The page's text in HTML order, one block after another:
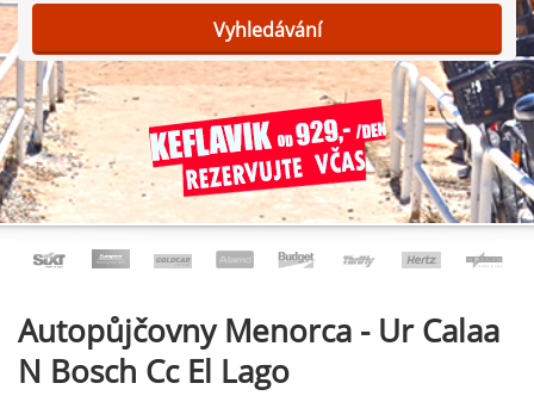
Vyhledávání
AutopůjčovnyMenorca - Ur Calaa
N Bosch Cc El Lago